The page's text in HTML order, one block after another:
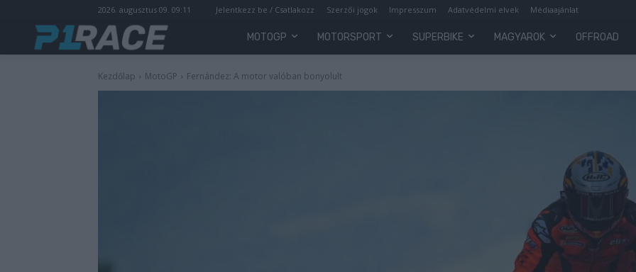
2026. augusztus 09. 09:11 Jelentkezz be / Csatlakozz Szerzői jogok Impresszum Adatvédelmi elvek Médiaajánlat
MOTOGP MOTORSPORT SUPERBIKE MAGYAROK OFFROAD
Kezdőlap MotoGP Fernández: A motor valóban bonyolult